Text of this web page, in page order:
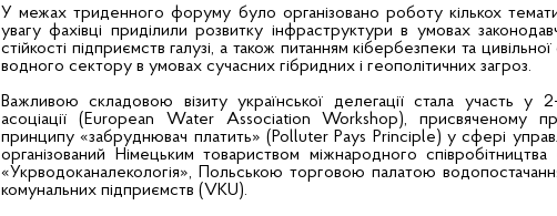
У межах триденного форуму було організовано роботу кількох
увагу фахівці приділили розвитку інфраструктури в умовах
стійкості підприємств галузі, а також питанням кібербезпеки та
водного сектору в умовах сучасних гібридних і геополітичних загроз.
Важливою складовою візиту української делегації стала участь у
асоціації (European Water Association Workshop), присвяченому
принципу «забруднювач платить» (Polluter Pays Principle) у сфері
організований Німецьким товариством міжнародного
«Укрводоканалекологія», Польською торговою палатою
комунальних підприємств (VKU).